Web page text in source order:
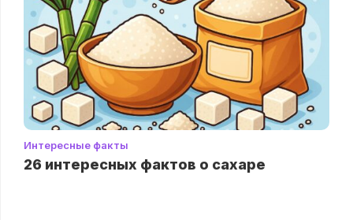
Интересные факты
26 интересных фактов о сахаре